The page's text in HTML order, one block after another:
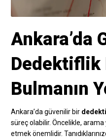
Ankara’da
Dedektiflik
Bulmanın
Ankara’da güvenilir bir
süreç olabilir. Öncelikle,
etmek önemlidir.